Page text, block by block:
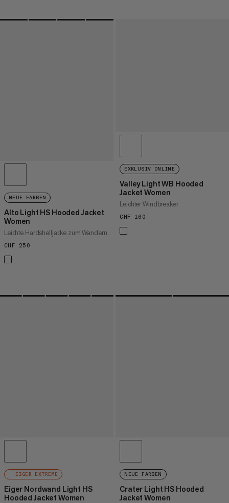
NEUE FARBEN
Alto Light HS Hooded Jacket
Women
Leichte Hardshelljacke zum Wandern
CHF 250
EXKLUSIV ONLINE
Valley Light WB Hooded
Jacket Women
Leichter Windbreaker
CHF 160
EIGER EXTREME
Eiger Nordwand Light HS
Hooded Jacket Women
NEUE FARBEN
Crater Light HS Hooded
Jacket Women